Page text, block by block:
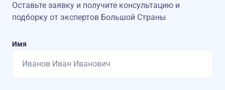
Оставьте заявку и получите консультацию и
подборку от экспертов Большой Страны
Имя